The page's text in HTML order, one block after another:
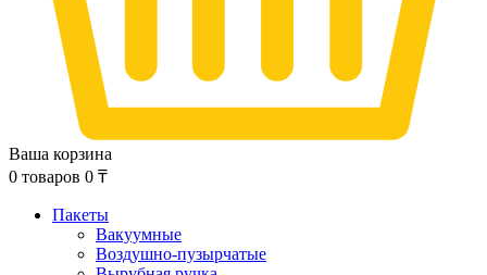
Ваша корзина
0 товаров 0 ₸
Пакеты
Вакуумные
Воздушно-пузырчатые